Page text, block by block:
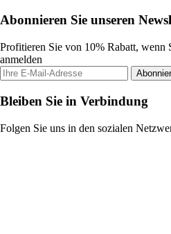
Abonnieren Sie unseren
Profitieren Sie von 10% Rabatt, wenn
anmelden
Bleiben Sie in Verbindung
Folgen Sie uns in den sozialen